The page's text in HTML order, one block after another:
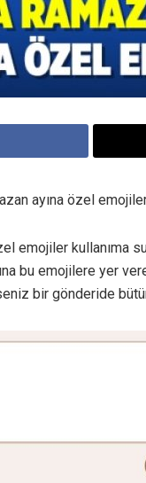
ayına özel
emojiler kullanıma
bu emojilere yer
bir gönderide